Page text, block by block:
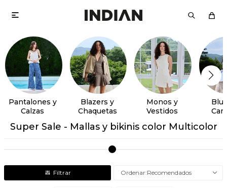

Pantalones y
Calzas
Blazers y
Chaquetas
Monos y
Vestidos
Super Sale - Mallas y bikinis color Multicolor
Recomendados